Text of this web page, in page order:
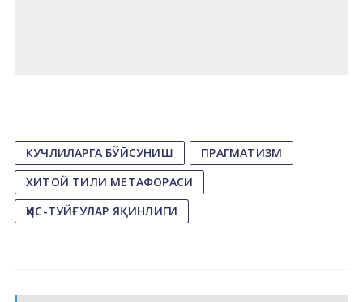
КУЧЛИЛАРГА БЎЙСУНИШ
ПРАГМАТИЗМ
ХИТОЙ ТИЛИ МЕТАФОРАСИ
ҲИС-ТУЙҒУЛАР ЯҚИНЛИГИ